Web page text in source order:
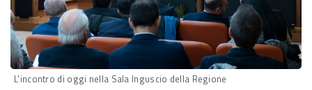
L'incontro di oggi nella Sala Inguscio della Regione